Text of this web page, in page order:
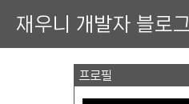
재우니 개발자 블로그
프로필